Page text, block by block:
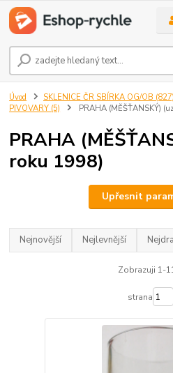
Úvod SKLENICE ČR SBÍRKA OG/OB (827)
PIVOVARY (5)
PRAHA (MĚŠŤANSKÝ)
PRAHA
roku 1998)
Upřesnit
Nejnovější Nejlevnější
Zobrazuji 1-
strana